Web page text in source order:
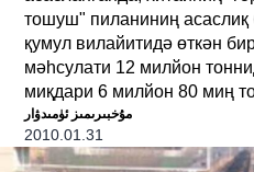
тошуш" пиланиниң асаслиқ
қумул вилайитидә өткән
мәһсулати 12 милйон
миқдари 6 милйон 80 миң
ﻣﯘﺧﺒﯩﺮﯨﻤﯩﺰ ﺋﯜﻣﯩﺪﯞﺍﺭ
2010.01.31